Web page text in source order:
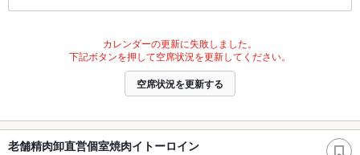
カレンダーの更新に失敗しました。
下記ボタンを押して空席状況を更新してください。
空席状況を更新する
老舗精肉卸直営個室焼肉イトーロイン